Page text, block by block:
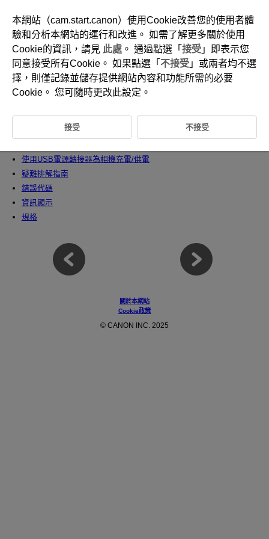
D370-219
參考
將影像匯入電腦
使用USB電源轉接器為相機充電/供電
疑難排解指南
錯誤代碼
資訊顯示
規格
關於本網站
Cookie政策
© CANON INC. 2025
本網站（cam.start.canon）使用Cookie改善您的使用者體
驗和分析本網站的運行和改進。 如需了解更多關於使用
Cookie的資訊，請見 此處 。 通過點選「 接受 」即表示您
同意接受所有Cookie。 如果點選「 不接受 」或兩者均不選
擇，則僅記錄並儲存提供網站內容和功能所需的必要
Cookie。 您可隨時更改此設定。
接受 不接受